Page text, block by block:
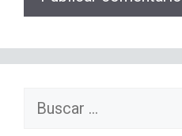
Buscar: